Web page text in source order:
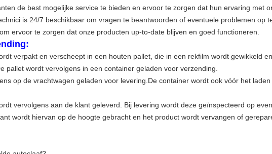
de best mogelijke service te bieden en ervoor te zorgen dat hun ervaring met
is 24/7 beschikbaar om vragen te beantwoorden of eventuele problemen op
ervoor te zorgen dat onze producten up-to-date blijven en goed functioneren.
verpakt en verscheept in een houten pallet, die in een rekfilm wordt gewikkeld
pallet wordt vervolgens in een container geladen voor verzending.
op de vrachtwagen geladen voor levering.De container wordt ook vóór het
vervolgens aan de klant geleverd. Bij levering wordt deze geïnspecteerd op
wordt hiervan op de hoogte gebracht en het product wordt vervangen of